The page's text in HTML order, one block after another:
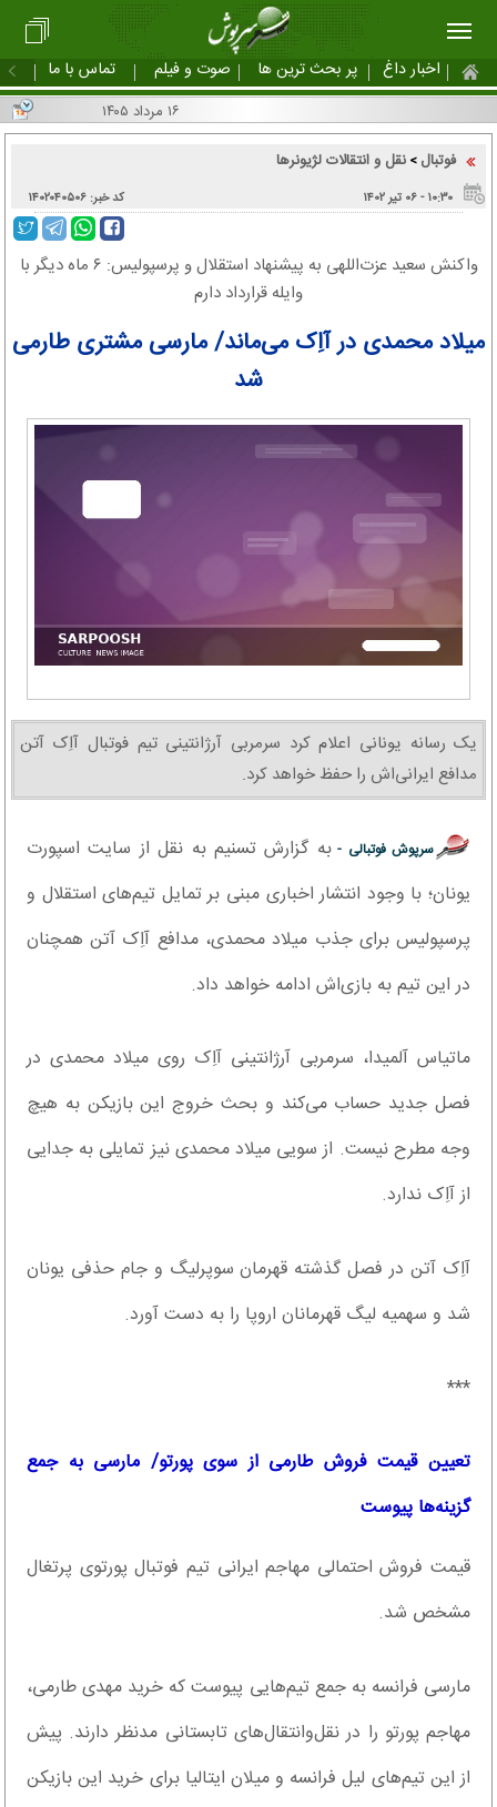
اخبار داغ پر بحث ترین ها صوت و فیلم تماس با ما
فوتبال > نقل و انتقالات لژیونرها
۱۰:۳۰ - ۰۶ تير ۱۴۰۲ کد خبر: ۱۴۰۲۰۴۰۵۰۶
واکنش سعید عزت‌اللهی به پیشنهاد استقلال و پرسپولیس: ۶ ماه دیگر با
وایله قرارداد دارم
میلاد محمدی در آاِک می‌ماند/ مارسی مشتری طارمی
شد
یک رسانه یونانی اعلام کرد سرمربی آرژانتینی تیم فوتبال آاِک آتن
مدافع ایرانی‌اش را حفظ خواهد کرد.
سرپوش فوتبالی -به گزارش تسنیم به نقل از سایت اسپورت
یونان؛ با وجود انتشار اخباری مبنی بر تمایل تیم‌های استقلال و
پرسپولیس برای جذب میلاد محمدی، مدافع آاِک آتن همچنان
در این تیم به بازی‌اش ادامه خواهد داد.
ماتیاس آلمیدا، سرمربی آرژانتینی آاِک روی میلاد محمدی در
فصل جدید حساب می‌کند و بحث خروج این بازیکن به هیچ
وجه مطرح نیست. از سویی میلاد محمدی نیز تمایلی به جدایی
از آاِک ندارد.
آاِک آتن در فصل گذشته قهرمان سوپرلیگ و جام حذفی یونان
شد و سهمیه لیگ قهرمانان اروپا را به دست آورد.
***
تعیین قیمت فروش طارمی از سوی پورتو/ مارسی به جمع
گزینه‌ها پیوست
قیمت فروش احتمالی مهاجم ایرانی تیم فوتبال پورتوی پرتغال
مشخص شد.
مارسی فرانسه به جمع تیم‌هایی پیوست که خرید مهدی طارمی،
مهاجم پورتو را در نقل‌وانتقال‌های تابستانی مدنظر دارند. پیش
از این تیم‌های لیل فرانسه و میلان ایتالیا برای خرید این بازیکن